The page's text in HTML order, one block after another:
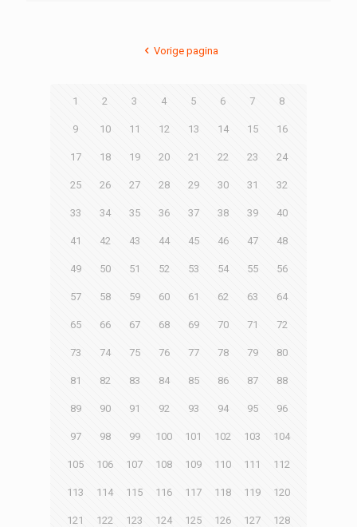
Vorige pagina
1 2 3 4 5 6 7 8
9 10 11 12 13 14 15 16
17 18 19 20 21 22 23 24
25 26 27 28 29 30 31 32
33 34 35 36 37 38 39 40
41 42 43 44 45 46 47 48
49 50 51 52 53 54 55 56
57 58 59 60 61 62 63 64
65 66 67 68 69 70 71 72
73 74 75 76 77 78 79 80
81 82 83 84 85 86 87 88
89 90 91 92 93 94 95 96
97 98 99 100 101 102 103 104
105 106 107 108 109 110 111 112
113 114 115 116 117 118 119 120
121 122 123 124 125 126 127 128